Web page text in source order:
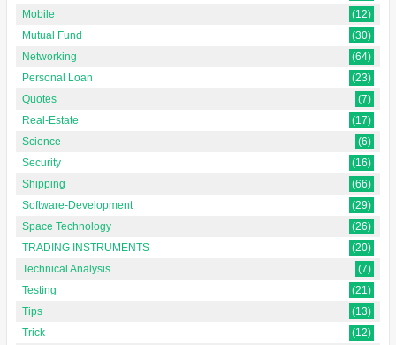
Mobile
(12)
Mutual Fund
(30)
Networking
(64)
Personal Loan
(23)
Quotes
(7)
Real-Estate
(17)
Science
(6)
Security
(16)
Shipping
(66)
Software-Development
(29)
Space Technology
(26)
TRADING INSTRUMENTS
(20)
Technical Analysis
(7)
Testing
(21)
Tips
(13)
Trick
(12)